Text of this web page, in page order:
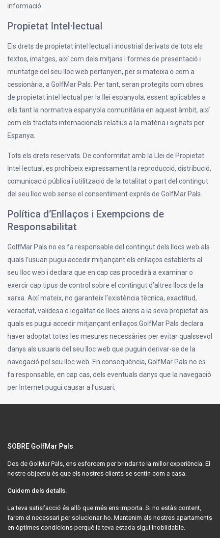
informació.
Propietat Intel·lectual
Els drets de propietat intel·lectual i industrial derivats de tots els
textos, imatges, així com dels mitjans i formes de presentació i
muntatge del seu lloc web pertanyen, per si mateixa o com a
cessionària, a GolfMar Pals. Per tant, seran protegits com obres
de propietat intel·lectual per la llei espanyola, essent aplicables a
ells tant la normativa espanyola comunitària en aquest àmbit, així
com els tractats internacionals relatius a la matèria i signats per
Espanya.
Tots els drets reservats. De conformitat amb la Llei de Propietat
Intel·lectual, es prohibeix expressament la reproducció, distribució,
comunicació pública i utilització de la totalitat o part del contingut
del seu lloc web sense el consentiment exprés de GolfMar Pals.
Política d’Enllaços i Exempcions de
Responsabilitat
GolfMar Pals no es fa responsable del contingut dels llocs web als
quals l’usuari pugui accedir mitjançant els enllaços establerts al
seu lloc web i declara que en cap cas procedirà a examinar o
exercir cap tipus de control sobre el contingut d’altres llocs de la
xarxa. Així mateix, no garanteix l’existència tècnica, exactitud,
veracitat, validesa o legalitat de llocs aliens a la seva propietat als
quals es pugui accedir mitjançant enllaços.GolfMar Pals declara
haver adoptat totes les mesures necessàries per evitar qualssevol
danys als usuaris del seu lloc web que puguin derivar-se de la
navegació pel seu lloc web. En conseqüència, GolfMar Pals no es
fa responsable, en cap cas, dels eventuals danys que la navegació
per Internet pugui causar a l’usuari.
SOBRE GolfMar Pals
Des de GolMar Pals, ens esforcem per brindar-te la millor experiència. El
nostre objectiu és que els nostres clients se sentin com a casa.
Cuidem dels detalls.
La teva satisfacció és allò que més ens importa. Si no estàs content,
farem el necessari per solucionar-ho. Mantenim els nostres apartaments
en òptimes condicions perquè la teva estada sigui inoblidable.